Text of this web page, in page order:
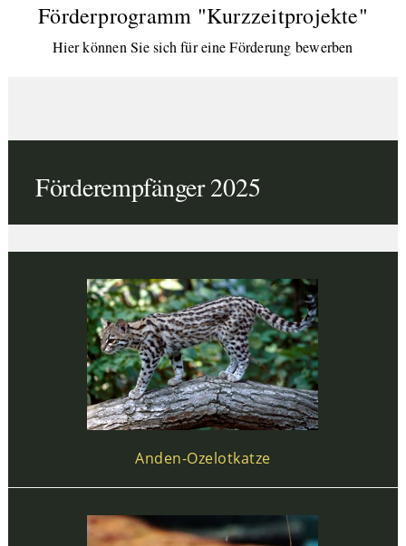
Förderprogramm "Kurzzeitprojekte"
Hier können Sie sich für eine Förderung bewerben
Förderempfänger 2025
Anden-Ozelotkatze